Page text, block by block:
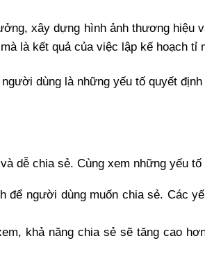
xây dựng hình ảnh thương
là kết quả của việc lập kế hoạch tỉ
dùng là những yếu tố quyết
dễ chia sẻ. Cùng xem những yếu tố
để người dùng muốn chia sẻ. Các
khả năng chia sẻ sẽ tăng cao